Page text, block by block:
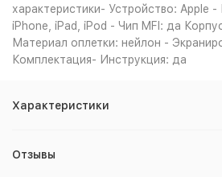
характеристики- Устройство: Apple
iPhone, iPad, iPod - Чип MFI: да
Материал оплетки: нейлон -
Комплектация- Инструкция: да
Характеристики
Отзывы